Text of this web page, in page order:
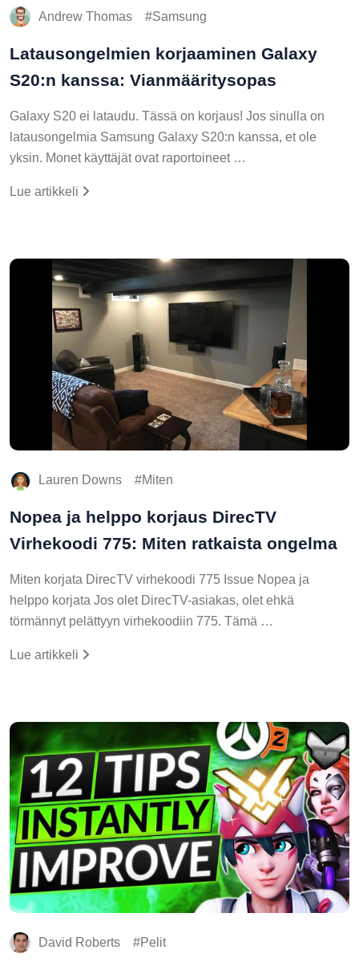
Andrew Thomas Samsung
Latausongelmien korjaaminen Galaxy
S20:n kanssa: Vianmääritysopas
Galaxy S20 ei lataudu. Tässä on korjaus! Jos sinulla on
latausongelmia Samsung Galaxy S20:n kanssa, et ole
yksin. Monet käyttäjät ovat raportoineet …
Lue artikkeli
Lauren Downs Miten
Nopea ja helppo korjaus DirecTV
Virhekoodi 775: Miten ratkaista ongelma
Miten korjata DirecTV virhekoodi 775 Issue Nopea ja
helppo korjata Jos olet DirecTV-asiakas, olet ehkä
törmännyt pelättyyn virhekoodiin 775. Tämä …
Lue artikkeli
David Roberts Pelit